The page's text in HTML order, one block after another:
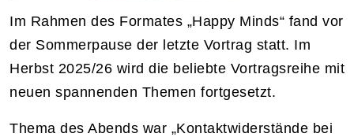
Im Rahmen des Formates „Happy Minds“ fand vor
der Sommerpause der letzte Vortrag statt. Im
Herbst 2025/26 wird die beliebte Vortragsreihe mit
neuen spannenden Themen fortgesetzt.
Thema des Abends war „Kontaktwiderstände bei